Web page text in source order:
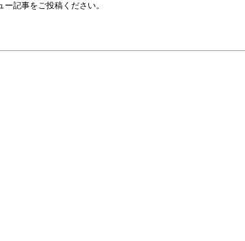
記事をご投稿ください。